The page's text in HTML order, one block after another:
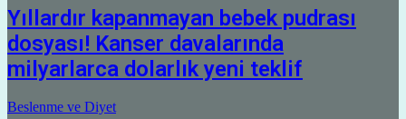
Yıllardır kapanmayan bebek pudrası
dosyası! Kanser davalarında
milyarlarca dolarlık yeni teklif
Beslenme ve Diyet